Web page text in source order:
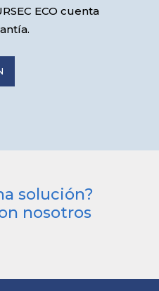
ECO cuenta
solución?
nosotros